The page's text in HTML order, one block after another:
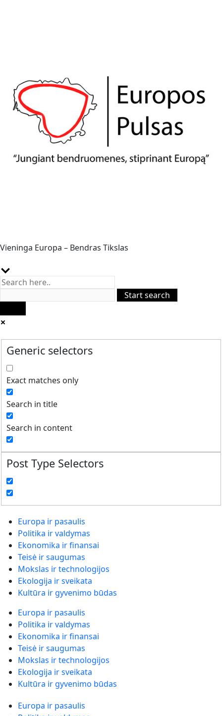
Vieninga Europa – Bendras Tikslas
Generic selectors
Exact matches only
Search in title
Search in content
Post Type Selectors
Europa ir pasaulis
Politika ir valdymas
Ekonomika ir finansai
Teisė ir saugumas
Mokslas ir technologijos
Ekologija ir sveikata
Kultūra ir gyvenimo būdas
Europa ir pasaulis
Politika ir valdymas
Ekonomika ir finansai
Teisė ir saugumas
Mokslas ir technologijos
Ekologija ir sveikata
Kultūra ir gyvenimo būdas
Europa ir pasaulis